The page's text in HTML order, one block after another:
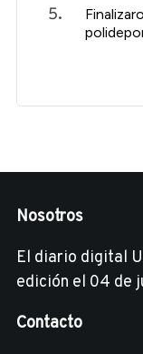
Nosotros
El diario digital
edición el 04 de
Contacto